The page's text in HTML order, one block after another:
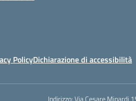
PolicyDichiarazione di accessibilità
Indirizzo:Via Cesare Minardi